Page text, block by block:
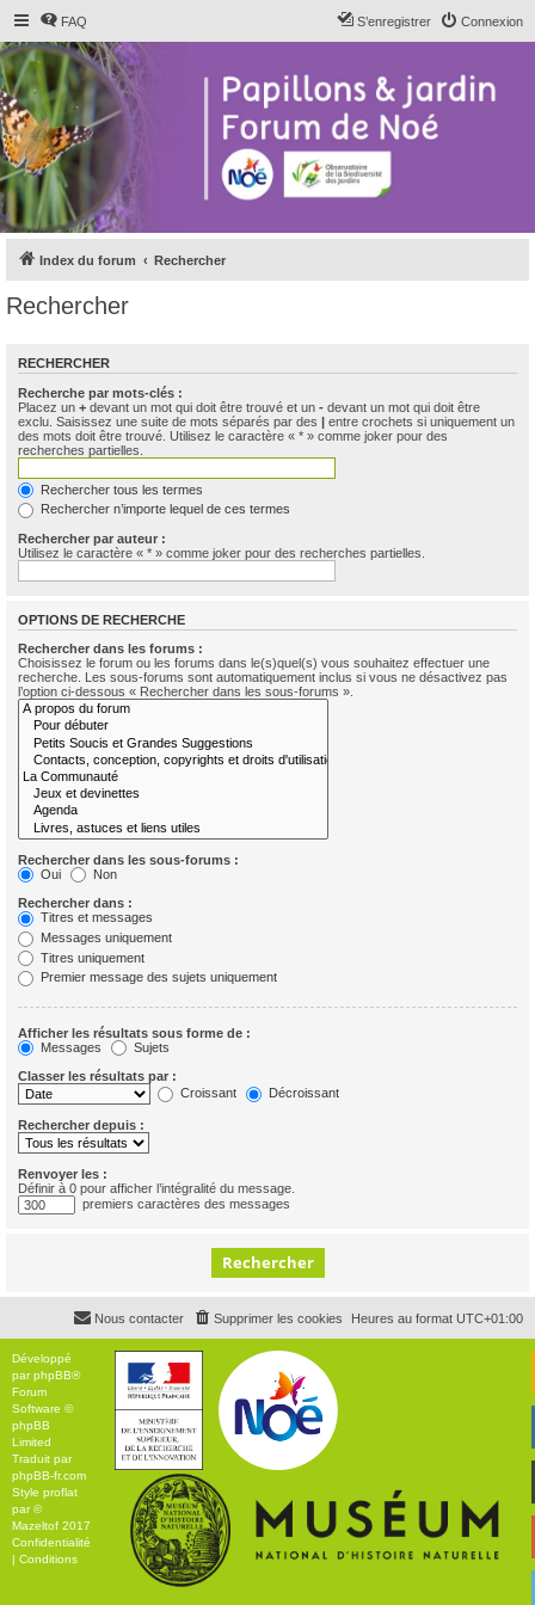
FAQ Connexion
S’enregistrer
Index du forum Rechercher
Rechercher
RECHERCHER
Recherche par mots-clés :
Placez un + devant un mot qui doit être trouvé et un - devant un mot qui doit être
exclu. Saisissez une suite de mots séparés par des | entre crochets si uniquement un
des mots doit être trouvé. Utilisez le caractère « * » comme joker pour des
recherches partielles.
Rechercher tous les termes
Rechercher n’importe lequel de ces termes
Rechercher par auteur :
Utilisez le caractère « * » comme joker pour des recherches partielles.
OPTIONS DE RECHERCHE
Rechercher dans les forums :
Choisissez le forum ou les forums dans le(s)quel(s) vous souhaitez effectuer une
recherche. Les sous-forums sont automatiquement inclus si vous ne désactivez pas
l’option ci-dessous « Rechercher dans les sous-forums ».
Rechercher dans les sous-forums :
Oui
Non
Rechercher dans :
Titres et messages
Messages uniquement
Titres uniquement
Premier message des sujets uniquement
Afficher les résultats sous forme de :
Messages
Sujets
Classer les résultats par :
Croissant
Décroissant
Rechercher depuis :
Renvoyer les :
Définir à 0 pour afficher l’intégralité du message.
premiers caractères des messages
Heures au format UTC+01:00
Supprimer les cookies
Nous contacter
Développé
parphpBB®
Forum
Software ©
phpBB
Limited
Traduit par
phpBB-fr.com
Style proflat
par ©
Mazeltof 2017
Confidentialité
Conditions